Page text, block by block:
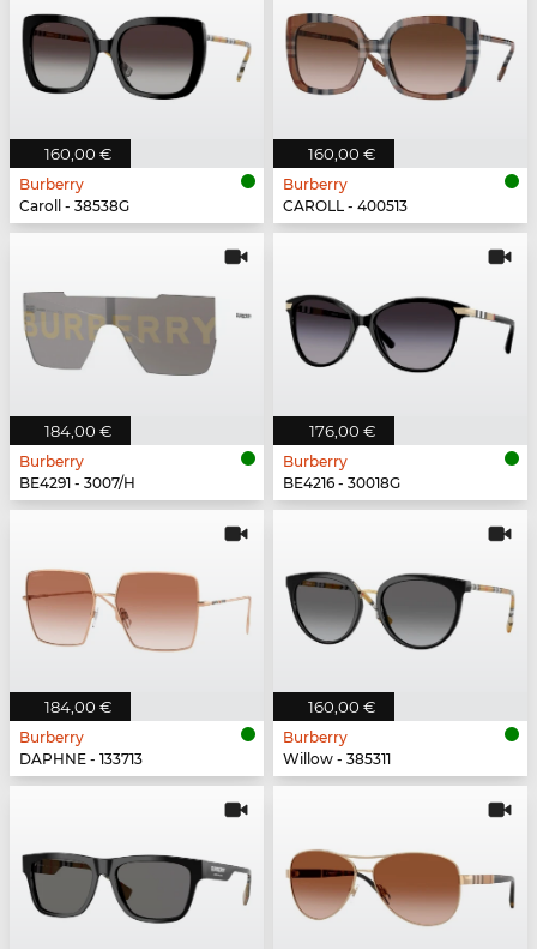
160,00 €
Burberry
Caroll - 38538G
160,00 €
Burberry
CAROLL - 400513
184,00 €
Burberry
BE4291 - 3007/H
176,00 €
Burberry
BE4216 - 30018G
184,00 €
Burberry
DAPHNE - 133713
160,00 €
Burberry
Willow - 385311